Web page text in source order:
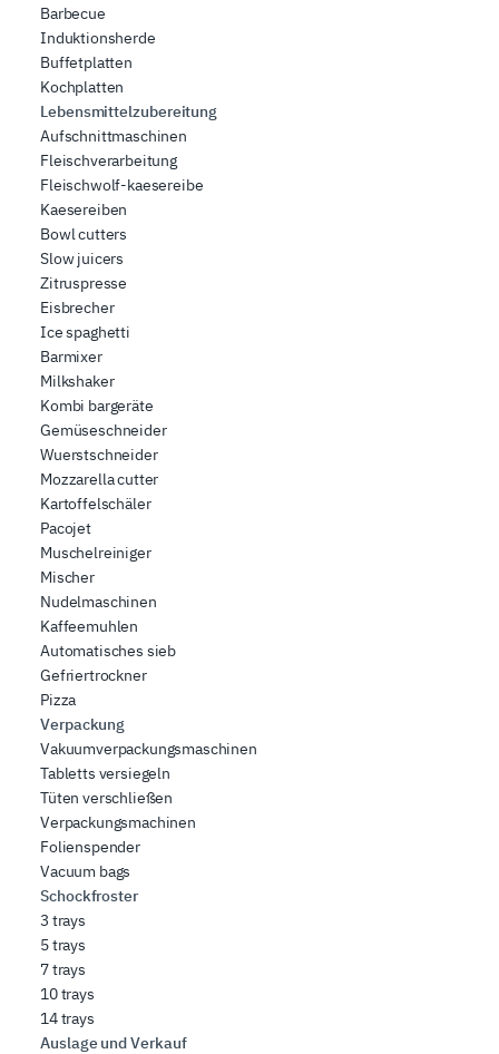
Barbecue
Induktionsherde
Buffetplatten
Kochplatten
Lebensmittelzubereitung
Aufschnittmaschinen
Fleischverarbeitung
Fleischwolf-kaesereibe
Kaesereiben
Bowl cutters
Slow juicers
Zitruspresse
Eisbrecher
Ice spaghetti
Barmixer
Milkshaker
Kombi bargeräte
Gemüseschneider
Wuerstschneider
Mozzarella cutter
Kartoffelschäler
Pacojet
Muschelreiniger
Mischer
Nudelmaschinen
Kaffeemuhlen
Automatisches sieb
Gefriertrockner
Pizza
Verpackung
Vakuumverpackungsmaschinen
Tabletts versiegeln
Tüten verschließen
Verpackungsmachinen
Folienspender
Vacuum bags
Schockfroster
3 trays
5 trays
7 trays
10 trays
14 trays
Auslage und Verkauf